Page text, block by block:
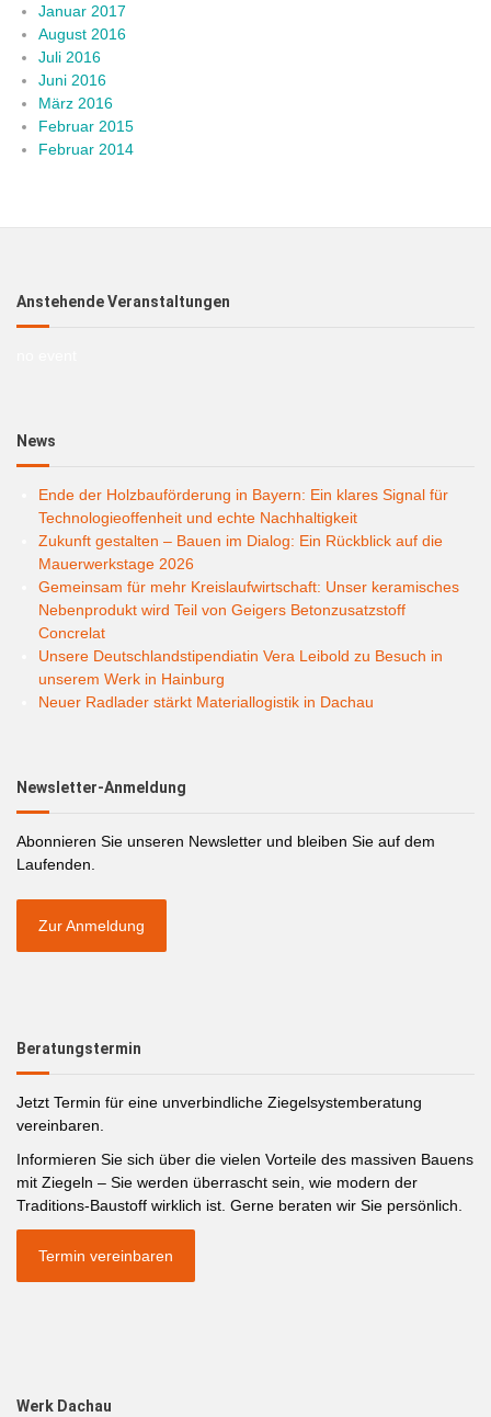
Januar 2017
August 2016
Juli 2016
Juni 2016
März 2016
Februar 2015
Februar 2014
Anstehende Veranstaltungen
News
Ende der Holzbauförderung in Bayern: Ein klares Signal für
Technologieoffenheit und echte Nachhaltigkeit
Zukunft gestalten – Bauen im Dialog: Ein Rückblick auf die
Mauerwerkstage 2026
Gemeinsam für mehr Kreislaufwirtschaft: Unser keramisches
Nebenprodukt wird Teil von Geigers Betonzusatzstoff
Concrelat
Unsere Deutschlandstipendiatin Vera Leibold zu Besuch in
unserem Werk in Hainburg
Neuer Radlader stärkt Materiallogistik in Dachau
Newsletter-Anmeldung
Abonnieren Sie unseren Newsletter und bleiben Sie auf dem
Laufenden.
Zur Anmeldung
Beratungstermin
Jetzt Termin für eine unverbindliche Ziegelsystemberatung
vereinbaren.
Informieren Sie sich über die vielen Vorteile des massiven Bauens
mit Ziegeln – Sie werden überrascht sein, wie modern der
Traditions-Baustoff wirklich ist. Gerne beraten wir Sie persönlich.
Termin vereinbaren
Werk Dachau